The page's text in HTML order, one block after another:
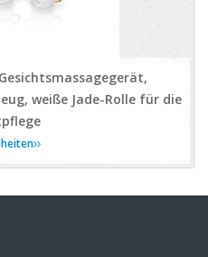
weiße Jade-Rolle für die